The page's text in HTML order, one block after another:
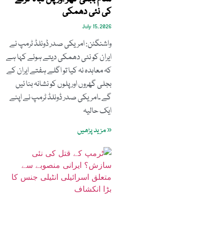
کی نئی دھمکی
July 15, 2026
واشنگٹن: امریکی صدر ڈونلڈ ٹرمپ نے
ایران کو نئی دھمکی دیتے ہوئے کہا ہے
کہ معاہدہ نہ کیا تو اگلے ہفتے ایران کے
بجلی گھروں اور پلوں کو نشانہ بنا ئیں
گے ۔امریکی صدر ڈونلڈ ٹرمپ نے اپنے
ایک حالیہ
« مزید پڑھیں